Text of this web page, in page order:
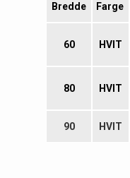
Bredde Farge
60 HVIT
80 HVIT
90 HVIT